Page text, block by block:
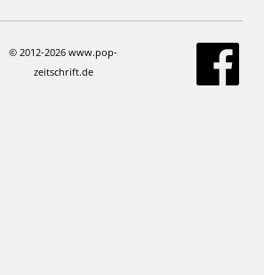
© 2012-2026 www.pop-
zeitschrift.de